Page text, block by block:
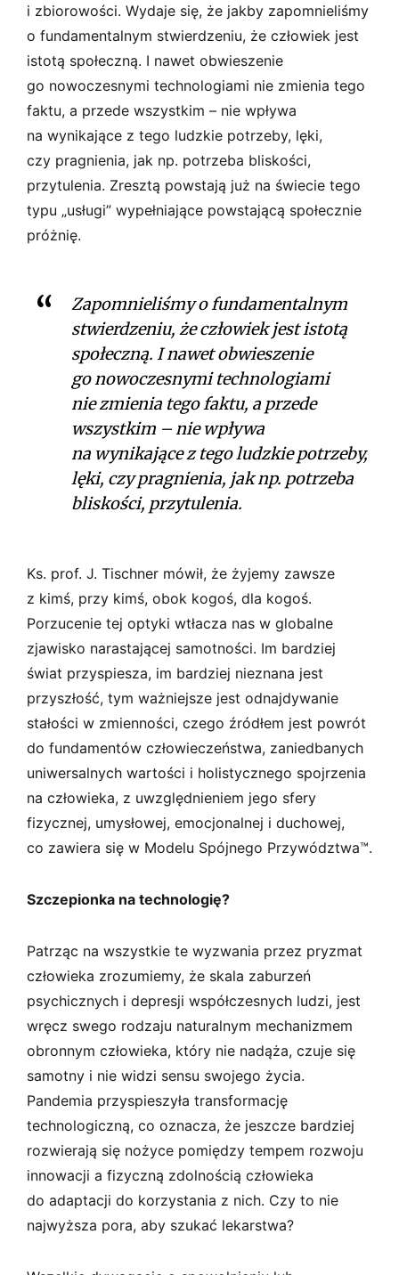
i zbiorowości. Wydaje się, że jakby zapomnieliśmy
o fundamentalnym stwierdzeniu, że człowiek jest
istotą społeczną. I nawet obwieszenie
go nowoczesnymi technologiami nie zmienia tego
faktu, a przede wszystkim – nie wpływa
na wynikające z tego ludzkie potrzeby, lęki,
czy pragnienia, jak np. potrzeba bliskości,
przytulenia. Zresztą powstają już na świecie tego
typu „usługi” wypełniające powstającą społecznie
próżnię.
Zapomnieliśmy o fundamentalnym
stwierdzeniu, że człowiek jest istotą
społeczną. I nawet obwieszenie
go nowoczesnymi technologiami
nie zmienia tego faktu, a przede
wszystkim – nie wpływa
na wynikające z tego ludzkie potrzeby,
lęki, czy pragnienia, jak np. potrzeba
bliskości, przytulenia.
Ks. prof. J. Tischner mówił, że żyjemy zawsze
z kimś, przy kimś, obok kogoś, dla kogoś.
Porzucenie tej optyki wtłacza nas w globalne
zjawisko narastającej samotności. Im bardziej
świat przyspiesza, im bardziej nieznana jest
przyszłość, tym ważniejsze jest odnajdywanie
stałości w zmienności, czego źródłem jest powrót
do fundamentów człowieczeństwa, zaniedbanych
uniwersalnych wartości i holistycznego spojrzenia
na człowieka, z uwzględnieniem jego sfery
fizycznej, umysłowej, emocjonalnej i duchowej,
co zawiera się w Modelu Spójnego Przywództwa™.
Szczepionka na technologię?
Patrząc na wszystkie te wyzwania przez pryzmat
człowieka zrozumiemy, że skala zaburzeń
psychicznych i depresji współczesnych ludzi, jest
wręcz swego rodzaju naturalnym mechanizmem
obronnym człowieka, który nie nadąża, czuje się
samotny i nie widzi sensu swojego życia.
Pandemia przyspieszyła transformację
technologiczną, co oznacza, że jeszcze bardziej
rozwierają się nożyce pomiędzy tempem rozwoju
innowacji a fizyczną zdolnością człowieka
do adaptacji do korzystania z nich. Czy to nie
najwyższa pora, aby szukać lekarstwa?